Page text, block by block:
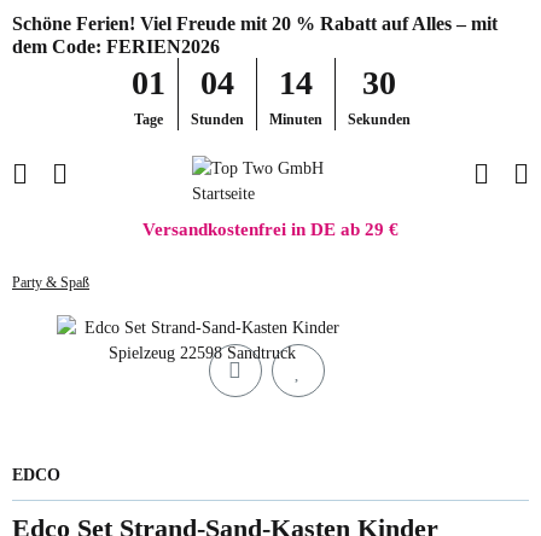
Schöne Ferien! Viel Freude mit 20 % Rabatt auf Alles – mit
dem Code: FERIEN2026
01
Tage
04
Stunden
14
Minuten
30
Sekunden
Versandkostenfrei in DE ab 29 €
Party & Spaß
EDCO
Edco Set Strand-Sand-Kasten Kinder